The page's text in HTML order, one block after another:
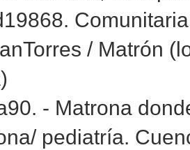
/ Matrón
- Matrona
pediatría.